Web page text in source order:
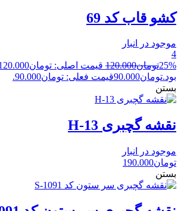
کشو قاب کد 69
موجود در انبار
4
25%تومان120.000
قیمت اصلی:
بود.تومان90.000قیمت فعلی: تومان90.000.
بستن
نقشه گچبری H-13
موجود در انبار
تومان190.000
بستن